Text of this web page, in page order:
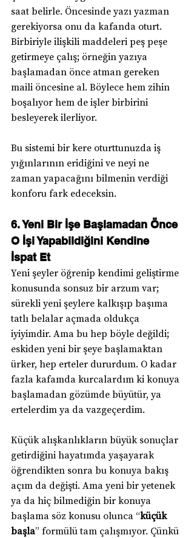
saat belirle. Öncesinde yazı yazman
gerekiyorsa onu da kafanda oturt.
Birbiriyle ilişkili maddeleri peş peşe
getirmeye çalış; örneğin yazıya
başlamadan önce atman gereken
maili öncesine al. Böylece hem zihin
boşalıyor hem de işler birbirini
besleyerek ilerliyor.
Bu sistemi bir kere oturttunuzda iş
yığınlarının eridiğini ve neyi ne
zaman yapacağını bilmenin verdiği
konforu fark edeceksin.
6. Yeni Bir İşe Başlamadan Önce
O İşi Yapabildiğini Kendine
İspat Et
Yeni şeyler öğrenip kendimi geliştirme
konusunda sonsuz bir arzum var;
sürekli yeni şeylere kalkışıp başıma
tatlı belalar açmada oldukça
iyiyimdir. Ama bu hep böyle değildi;
eskiden yeni bir şeye başlamaktan
ürker, hep erteler dururdum. O kadar
fazla kafamda kurcalardım ki konuya
başlamadan gözümde büyütür, ya
ertelerdim ya da vazgeçerdim.
Küçük alışkanlıkların büyük sonuçlar
getirdiğini hayatımda yaşayarak
öğrendikten sonra bu konuya bakış
açım da değişti. Ama yeni bir yetenek
ya da hiç bilmediğin bir konuya
başlama söz konusu olunca “küçük
başla” formülü tam çalışmıyor. Çünkü